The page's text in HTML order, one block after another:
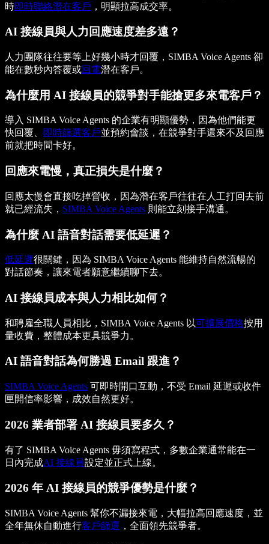
時即時聯絡潛在客戶 ，明顯拉高成交率。
AI 接線員與人力回應速度差多遠？
人力團隊往往要等上好幾小時才回覆，SIMBA Voice Agents 卻
能在數秒內答覆或回電潛在客戶。
為什麼用 AI 接線員的競爭對手能搶更多來電客戶？
導入 SIMBA Voice Agents 的企業有明顯優勢，因為他們能更
快回覆、
即時篩選客戶並預約會談，在競爭對手還來不及回應
前就把時間卡好。
回應來電慢，真正損失是什麼？
回應太慢會直接吃掉營收，因為潛在客戶往往在人工打回去前
就已經流失， SIMBA Voice Agents 則能立刻接手溝通。
為什麼 AI 語音對話需要低延遲？
低延遲很關鍵，因為 SIMBA Voice Agents 能維持自然流暢的
對話節奏，讓來電者願意繼續聊下去。
AI 接線員成本與人力相比如何？
和聘雇全職人員相比，SIMBA Voice Agents 以可擴展價格按用
量收費，整體成本更具競爭力。
AI 語音對話為何勝過 Email 跟進？
SIMBA Voice Agents 可即時開口互動，不受 Email 延遲或收件
匣開信率影響，成效自然更好。
2026 業者部署 AI 接線員要多久？
有了 SIMBA Voice Agents 毋須寫程式，多數企業通常能在一
日內完成AI 接線員設定並正式上線。
2026 年 AI 接線員的競爭優勢是什麼？
SIMBA Voice Agents 幫你不漏接來電，大幅拉高回應速度，並
全年無休自動進行客戶篩選 ，全面領先競爭者。